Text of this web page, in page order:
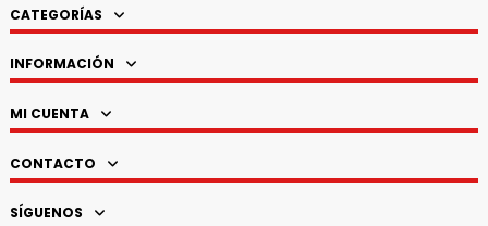
CATEGORÍAS
INFORMACIÓN
MI CUENTA
CONTACTO
SÍGUENOS